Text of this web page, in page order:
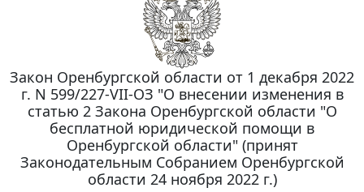
Закон Оренбургской области от 1 декабря 2022
г. N 599/227-VII-ОЗ "О внесении изменения в
статью 2 Закона Оренбургской области "О
бесплатной юридической помощи в
Оренбургской области" (принят
Законодательным Собранием Оренбургской
области 24 ноября 2022 г.)